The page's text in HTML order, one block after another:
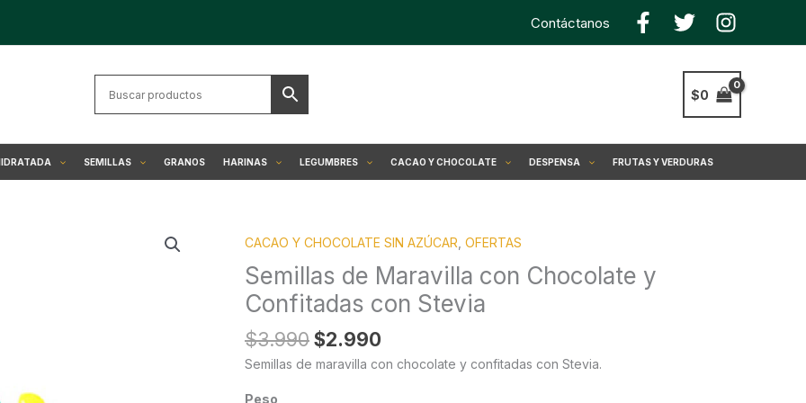
Contáctanos
$0
SEMILLAS GRANOS HARINAS LEGUMBRES CACAO Y CHOCOLATE DESPENSA FRUTAS Y VERDURAS
CACAO Y CHOCOLATE SIN AZÚCAR OFERTAS
Semillas de Maravilla con Chocolate y
Confitadas con Stevia
$3.990
precio
original
era:
$3.990.
$2.990
precio
actual
es:
$2.990.
Semillas de maravilla con chocolate y confitadas con Stevia.
Peso
de
Maravilla
con
Chocolate
y
Confitadas
con
Stevia